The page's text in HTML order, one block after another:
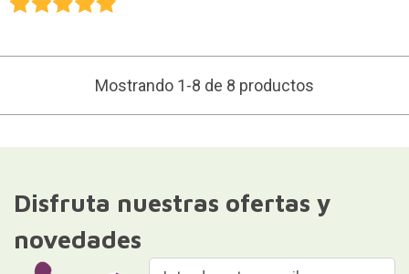
Mostrando 1-8 de 8 productos
Disfruta nuestras ofertas y
novedades